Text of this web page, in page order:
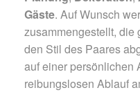
Gäste. Auf Wunsch
zusammengestellt, die
den Stil des Paares
auf einer persönlichen
reibungslosen Ablauf